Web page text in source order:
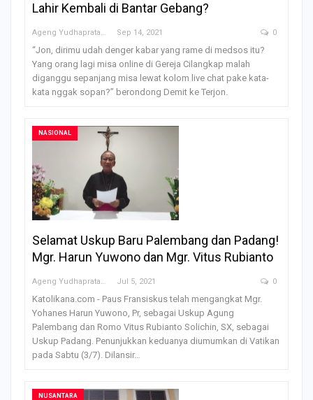
Lahir Kembali di Bantar Gebang?
Ageng Yudhapratama Sep 14, 2021 0
“Jon, dirimu udah denger kabar yang rame di medsos itu?
Yang orang lagi misa online di Gereja Cilangkap malah
diganggu sepanjang misa lewat kolom live chat pake kata-
kata nggak sopan?” berondong Demit ke Terjon.
NASIONAL
Selamat Uskup Baru Palembang dan Padang!
Mgr. Harun Yuwono dan Mgr. Vitus Rubianto
Jul 5, 2021 0
Katolikana.com - Paus Fransiskus telah mengangkat Mgr.
Yohanes Harun Yuwono, Pr, sebagai Uskup Agung
Palembang dan Romo Vitus Rubianto Solichin, SX, sebagai
Uskup Padang. Penunjukkan keduanya diumumkan di Vatikan
pada Sabtu (3/7). Dilansir…
NUSANTARA